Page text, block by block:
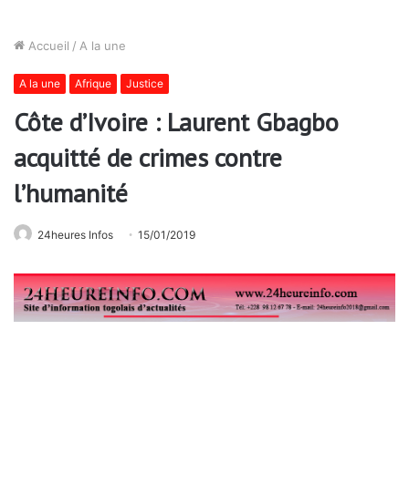
Accueil / A la une
A la une Afrique Justice
Côte d’Ivoire : Laurent Gbagbo
acquitté de crimes contre
l’humanité
24heures Infos 15/01/2019